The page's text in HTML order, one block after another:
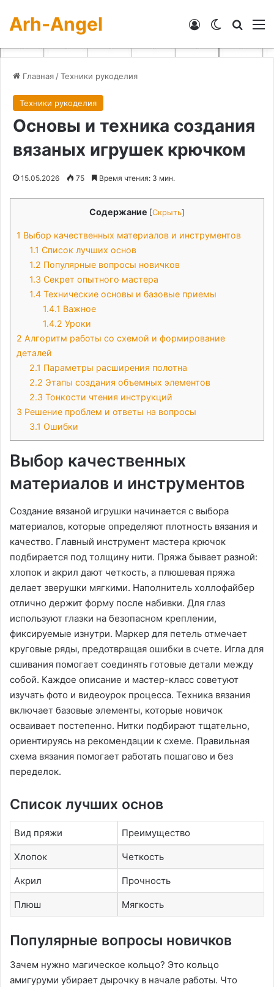
Arh-Angel Switch skin
Войти
Главная /Техники рукоделия
Техники рукоделия
Основы и техника создания
вязаных игрушек крючком
15.05.2026 75 Время чтения: 3 мин.
Содержание [Скрыть]
1 Выбор качественных материалов и инструментов
1.1 Список лучших основ
1.2 Популярные вопросы новичков
1.3 Секрет опытного мастера
1.4 Технические основы и базовые приемы
1.4.1 Важное
1.4.2 Уроки
2 Алгоритм работы со схемой и формирование
деталей
2.1 Параметры расширения полотна
2.2 Этапы создания объемных элементов
2.3 Тонкости чтения инструкций
3 Решение проблем и ответы на вопросы
3.1 Ошибки
Выбор качественных
материалов и инструментов
Создание вязаной игрушки начинается с выбора
материалов, которые определяют плотность вязания и
качество. Главный инструмент мастера крючок
подбирается под толщину нити. Пряжа бывает разной:
хлопок и акрил дают четкость, а плюшевая пряжа
делает зверушки мягкими. Наполнитель холлофайбер
отлично держит форму после набивки. Для глаз
используют глазки на безопасном креплении,
фиксируемые изнутри. Маркер для петель отмечает
круговые ряды, предотвращая ошибки в счете. Игла для
сшивания помогает соединять готовые детали между
собой. Каждое описание и мастер-класс советуют
изучать фото и видеоурок процесса. Техника вязания
включает базовые элементы, которые новичок
осваивает постепенно. Нитки подбирают тщательно,
ориентируясь на рекомендации к схеме. Правильная
схема вязания помогает работать пошагово и без
переделок.
Список лучших основ
Вид пряжи Преимущество
Хлопок Четкость
Акрил Прочность
Плюш Мягкость
Популярные вопросы новичков
Зачем нужно магическое кольцо? Это кольцо
амигуруми убирает дырочку в начале работы. Что